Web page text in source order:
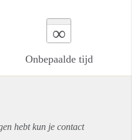
∞
Onbepaalde tijd
hebt kun je contact